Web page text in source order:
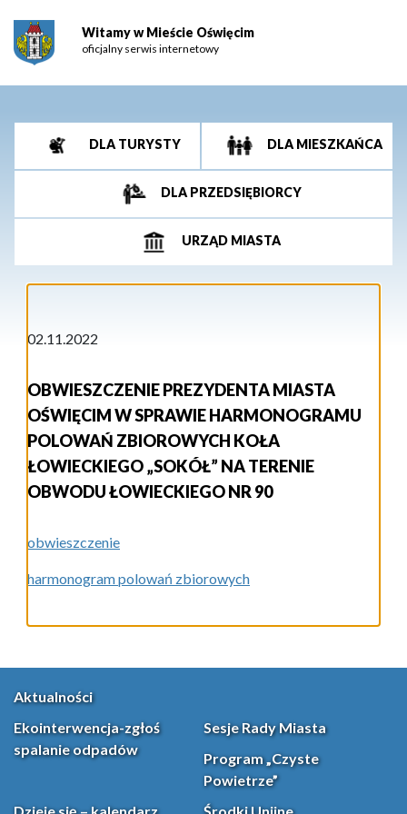
Witamy w Mieście Oświęcim
oficjalny serwis internetowy
DLA TURYSTY DLA MIESZKAŃCA
DLA PRZEDSIĘBIORCY
URZĄD MIASTA
02.11.2022
OBWIESZCZENIE PREZYDENTA MIASTA
OŚWIĘCIM W SPRAWIE HARMONOGRAMU
POLOWAŃ ZBIOROWYCH KOŁA
ŁOWIECKIEGO „SOKÓŁ” NA TERENIE
OBWODU ŁOWIECKIEGO NR 90
obwieszczenie
harmonogram polowań zbiorowych
Aktualności
Ekointerwencja-zgłoś
spalanie odpadów
Sesje Rady Miasta
Program „Czyste
Powietrze”